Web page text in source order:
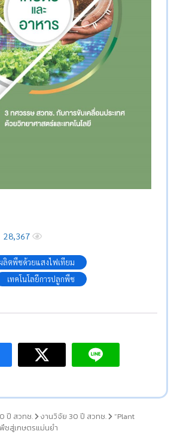
28,367
ลิตพืชด้วยแสงไฟเทียม
เทคโนโลยีการปลูกพืช
ปี สวทช. งานวิจัย 30 ปี สวทช.
“Plant
ชสู่เกษตรแม่นยำ